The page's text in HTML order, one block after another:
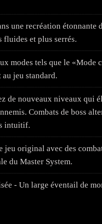
une recréation
fluides et plus serrés.
modes tels que le
jeu standard.
de nouveaux niveaux qui
Combats de boss
intuitif.
original avec des
du Master System.
- Un large éventail de